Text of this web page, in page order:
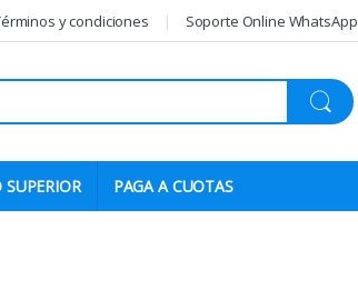
y condiciones Soporte Online WhatsApp
PAGA A CUOTAS